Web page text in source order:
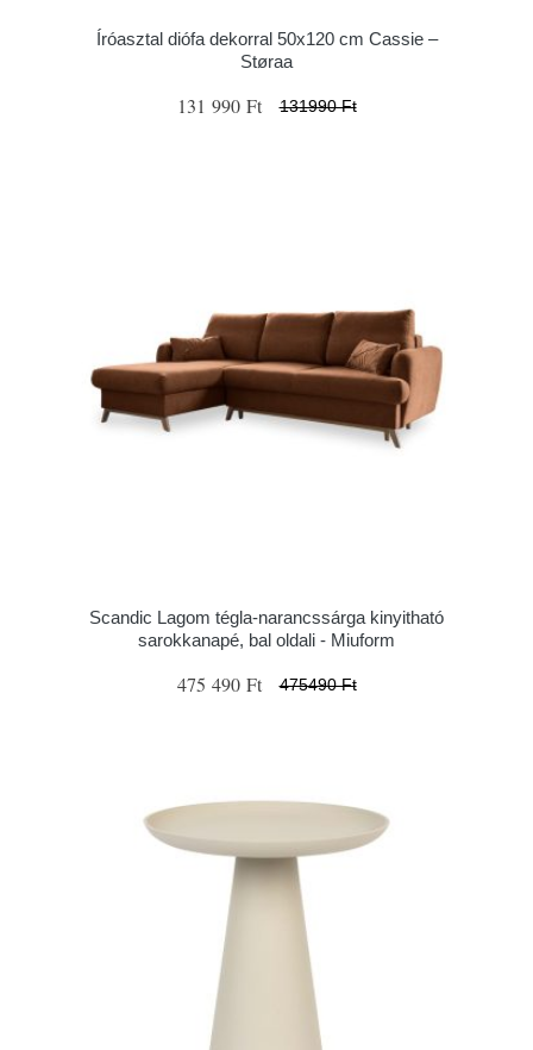
Íróasztal diófa dekorral 50x120 cm Cassie –
Støraa
131 990 Ft 131990 Ft
Scandic Lagom tégla-narancssárga kinyitható
sarokkanapé, bal oldali - Miuform
475 490 Ft 475490 Ft